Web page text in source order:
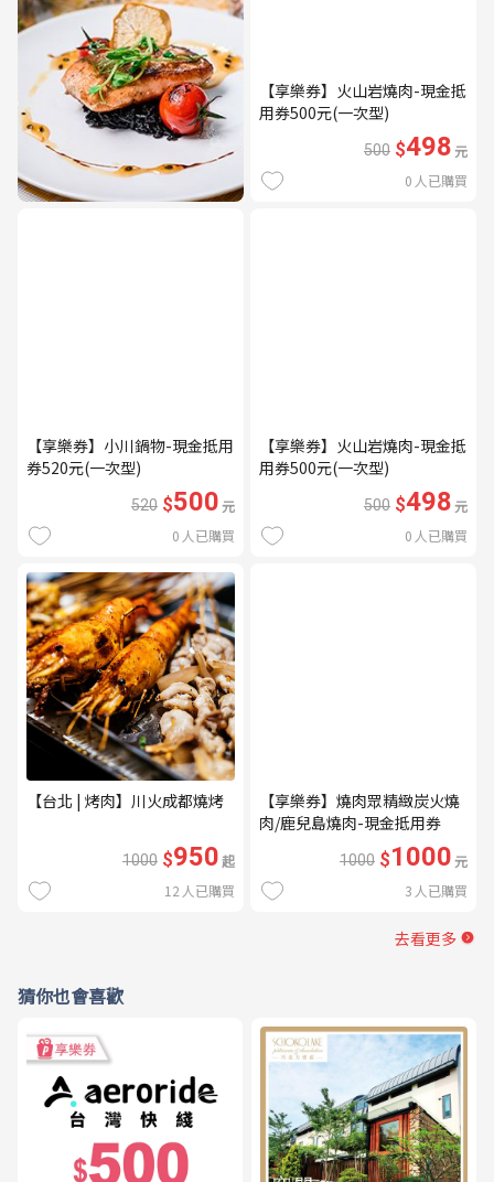
【享樂券】火山岩燒肉-現金抵
用券500元(一次型)
500 $498元
0 人已購買
【享樂券】小川鍋物-現金抵用
券520元(一次型)
520 $500元
0 人已購買
【享樂券】火山岩燒肉-現金抵
用券500元(一次型)
500 $498元
0 人已購買
【台北 | 烤肉】川火成都燒烤
1000 $950起
12 人已購買
【享樂券】燒肉眾精緻炭火燒
肉/鹿兒島燒肉-現金抵用券
1000 $1000元
3 人已購買
去看更多
猜你也會喜歡